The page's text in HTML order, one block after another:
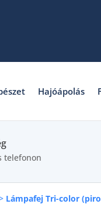
Hajóápolás
telefonon
Lámpafej Tri-color